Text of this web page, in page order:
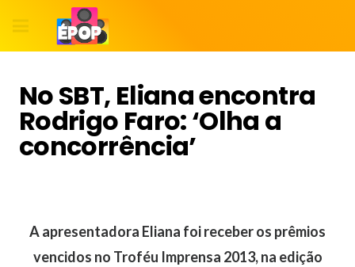
No SBT, Eliana encontra
Rodrigo Faro: ‘Olha a
concorrência’
A apresentadora Eliana foi receber os prêmios
vencidos no Troféu Imprensa 2013, na edição